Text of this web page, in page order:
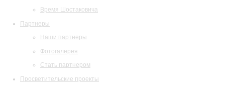
Время Шостаковича
Партнеры
Наши партнеры
Фотогалерея
Стать партнером
Просветительские проекты